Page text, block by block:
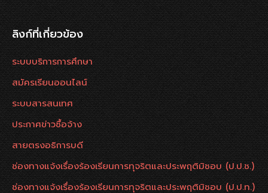
ลิงก์ที่เกี่ยวข้อง
ระบบบริการการศึกษา
สมัครเรียนออนไลน์
ระบบสารสนเทศ
ประกาศข่าวซื้อจ้าง
สายตรงอธิการบดี
ช่องทางแจ้งเรื่องร้องเรียนการทุจริตและประพฤติมิชอบ (ป.ป.ช.)
ช่องทางแจ้งเรื่องร้องเรียนการทุจริตและประพฤติมิชอบ (ป.ป.ท.)